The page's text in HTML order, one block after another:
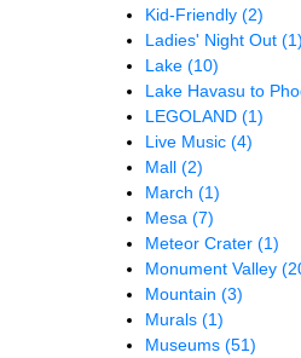
Kid-Friendly (2)
Ladies' Night Out (1)
Lake (10)
Lake Havasu to
LEGOLAND (1)
Live Music (4)
Mall (2)
March (1)
Mesa (7)
Meteor Crater (1)
Monument Valley
Mountain (3)
Murals (1)
Museums (51)